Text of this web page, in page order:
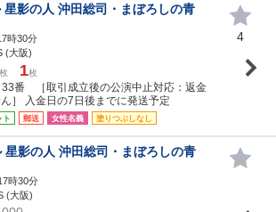
星影の人 沖田総司・まぼろしの青
時30分
(大阪)
1枚
番 ［取引成立後の公演中止対応：返金
］ 入金日の7日後までに発送予定
ト 郵送 女性名義 塗りつぶしなし
4
星影の人 沖田総司・まぼろしの青
時30分
(大阪)